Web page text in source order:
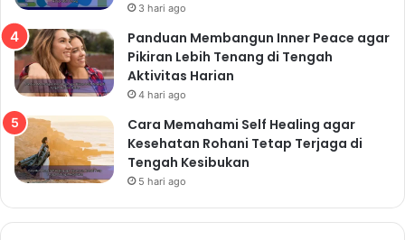
3 hari ago
Panduan Membangun Inner Peace agar
Pikiran Lebih Tenang di Tengah
Aktivitas Harian
4 hari ago
Cara Memahami Self Healing agar
Kesehatan Rohani Tetap Terjaga di
Tengah Kesibukan
5 hari ago